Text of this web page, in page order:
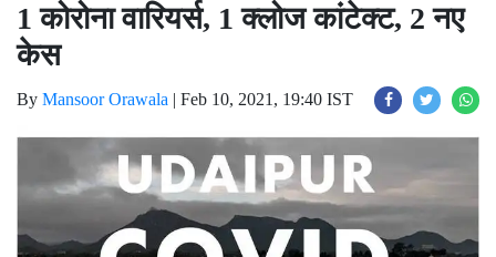
1 कोरोना वारियर्स, 1 क्लोज कांटेक्ट, 2 नए
केस
By Mansoor Orawala | Feb 10, 2021, 19:40 IST